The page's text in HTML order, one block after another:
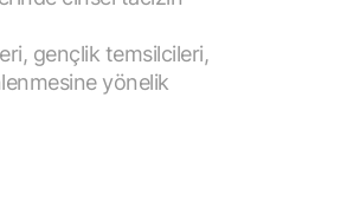
gençlik temsilcileri,
yönelik